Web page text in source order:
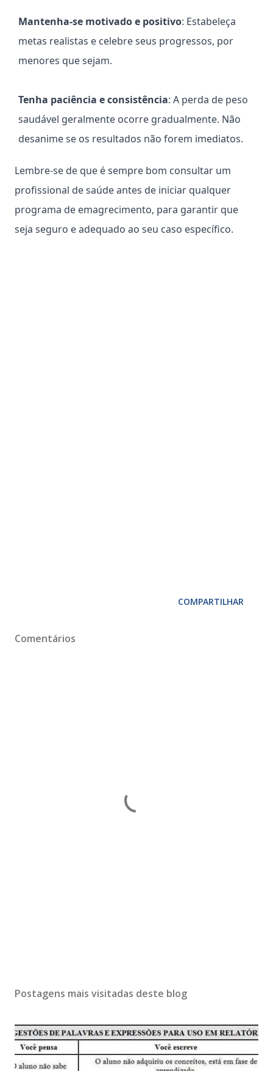
Mantenha-se motivado e positivo: Estabeleça
metas realistas e celebre seus progressos, por
menores que sejam.
Tenha paciência e consistência: A perda de peso
saudável geralmente ocorre gradualmente. Não
desanime se os resultados não forem imediatos.
Lembre-se de que é sempre bom consultar um
profissional de saúde antes de iniciar qualquer
programa de emagrecimento, para garantir que
seja seguro e adequado ao seu caso específico.
COMPARTILHAR
Comentários
Postagens mais visitadas deste blog